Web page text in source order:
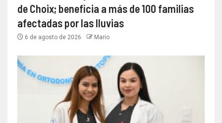
de Choix; beneficia a más de 100 familias
afectadas por las lluvias
6 de agosto de 2026 Mario